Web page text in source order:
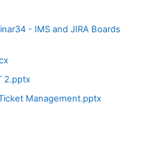
- IMS and JIRA Boards
2.pptx
Management.pptx